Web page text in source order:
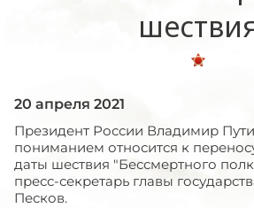
20 апреля 2021
Президент России Владимир
пониманием относится к
даты шествия "Бессмертного
пресс-секретарь главы
Песков.